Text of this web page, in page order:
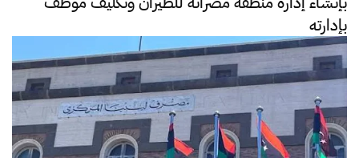
بإدارته